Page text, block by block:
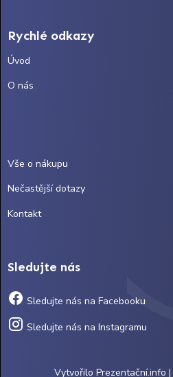
Rychlé odkazy
Úvod
O nás
Vše o nákupu
Nečastější dotazy
Kontakt
Sledujte nás
Sledujte nás na Facebooku
Sledujte nás na Instagramu
Vytvořilo Prezentační.info |